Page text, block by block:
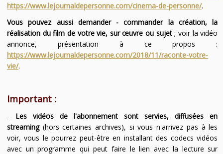
https://www.lejournaldepersonne.com/cinema-de-personne/.
Vous pouvez aussi demander - commander la création, la
réalisation du film de votre vie, sur œuvre ou sujet; voir la vidéo
annonce, présentation à ce propos :
https://www.lejournaldepersonne.com/2018/11/raconte-votre-
vie/.
Important :
- Les vidéos de l'abonnement sont servies, diffusées en
streaming(hors certaines archives), si vous n'arrivez pas à les
voir, vous le pourrez peut-être en installant des codecs vidéos
avec un programme qui peut faire le lien avec la lecture sur